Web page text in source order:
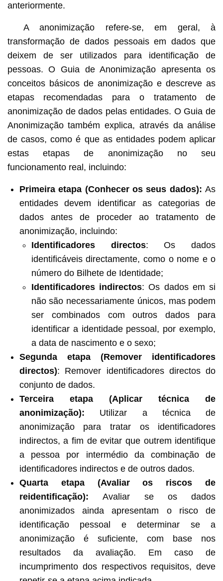
anteriormente.
A anonimização refere-se, em geral, à
transformação de dados pessoais em dados que
deixem de ser utilizados para identificação de
pessoas. O Guia de Anonimização apresenta os
conceitos básicos de anonimização e descreve as
etapas recomendadas para o tratamento de
anonimização de dados pelas entidades. O Guia de
Anonimização também explica, através da análise
de casos, como é que as entidades podem aplicar
estas etapas de anonimização no seu
funcionamento real, incluindo:
Primeira etapa (Conhecer os seus dados):As
entidades devem identificar as categorias de
dados antes de proceder ao tratamento de
anonimização, incluindo:
Identificadores directos: Os dados
identificáveis directamente, como o nome e o
número do Bilhete de Identidade;
Identificadores indirectos: Os dados em si
não são necessariamente únicos, mas podem
ser combinados com outros dados para
identificar a identidade pessoal, por exemplo,
a data de nascimento e o sexo;
Segunda etapa(Remover identificadores
directos): Remover identificadores directos do
conjunto de dados.
Terceira etapa (Aplicar técnica de
anonimização): Utilizar a técnica de
anonimização para tratar os identificadores
indirectos, a fim de evitar que outrem identifique
a pessoa por intermédio da combinação de
identificadores indirectos e de outros dados.
Quarta etapa (Avaliar os riscos de
reidentificação):Avaliar se os dados
anonimizados ainda apresentam o risco de
identificação pessoal e determinar se a
anonimização é suficiente, com base nos
resultados da avaliação. Em caso de
incumprimento dos respectivos requisitos, deve